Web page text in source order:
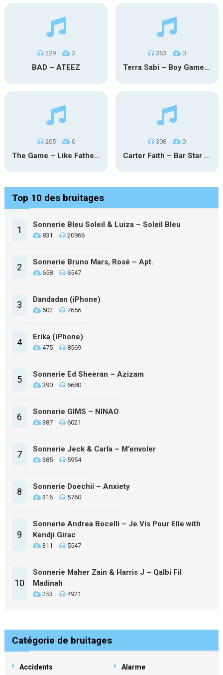
229 3
BAD – ATEEZ
363 0
Terra Sabi – Boy Game X Marcia Cruz
205 0
The Game – Like Father Like Daughter
308 0
Carter Faith – Bar Star Vevo
Top 10 des bruitages
1 Sonnerie Bleu Soleil & Luiza – Soleil Bleu
831 20966
2 Sonnerie Bruno Mars, Rosé – Apt.
658 6547
3 Dandadan (iPhone)
502 7656
4 Erika (iPhone)
475 8569
5 Sonnerie Ed Sheeran – Azizam
390 6680
6 Sonnerie GIMS – NINAO
387 6021
7 Sonnerie Jeck & Carla – M’envoler
385 5954
8 Sonnerie Doechii – Anxiety
316 5760
9
Sonnerie Andrea Bocelli – Je Vis Pour Elle with
Kendji Girac
311 5547
10
Sonnerie Maher Zain & Harris J – Qalbi Fil
Madinah
253 4921
Catégorie de bruitages
Accidents Alarme